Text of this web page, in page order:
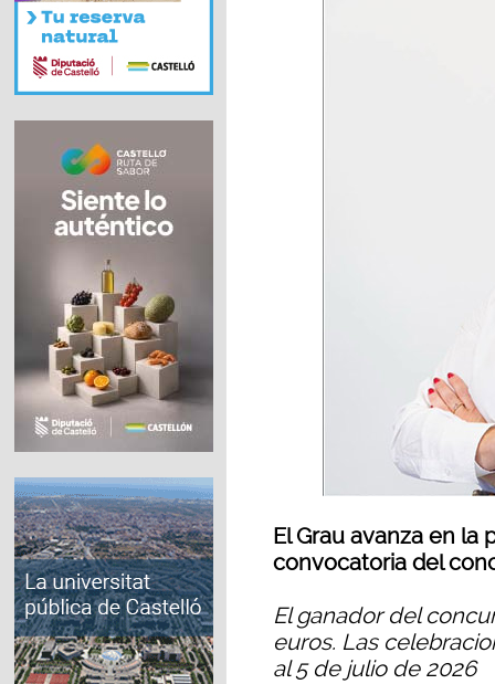
El Grau avanza en la
convocatoria del
El ganador del
euros. Las
al 5 de julio de 2026